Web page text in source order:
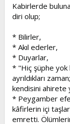
Kabirlerde
diri olup;
* Bilirler,
* Akıl ederler,
* Duyarlar,
* "Hiç şüphe yok
ayrıldıkları
kendisini ahirete
* Peygamber
kâfirlerin içi
emretti.